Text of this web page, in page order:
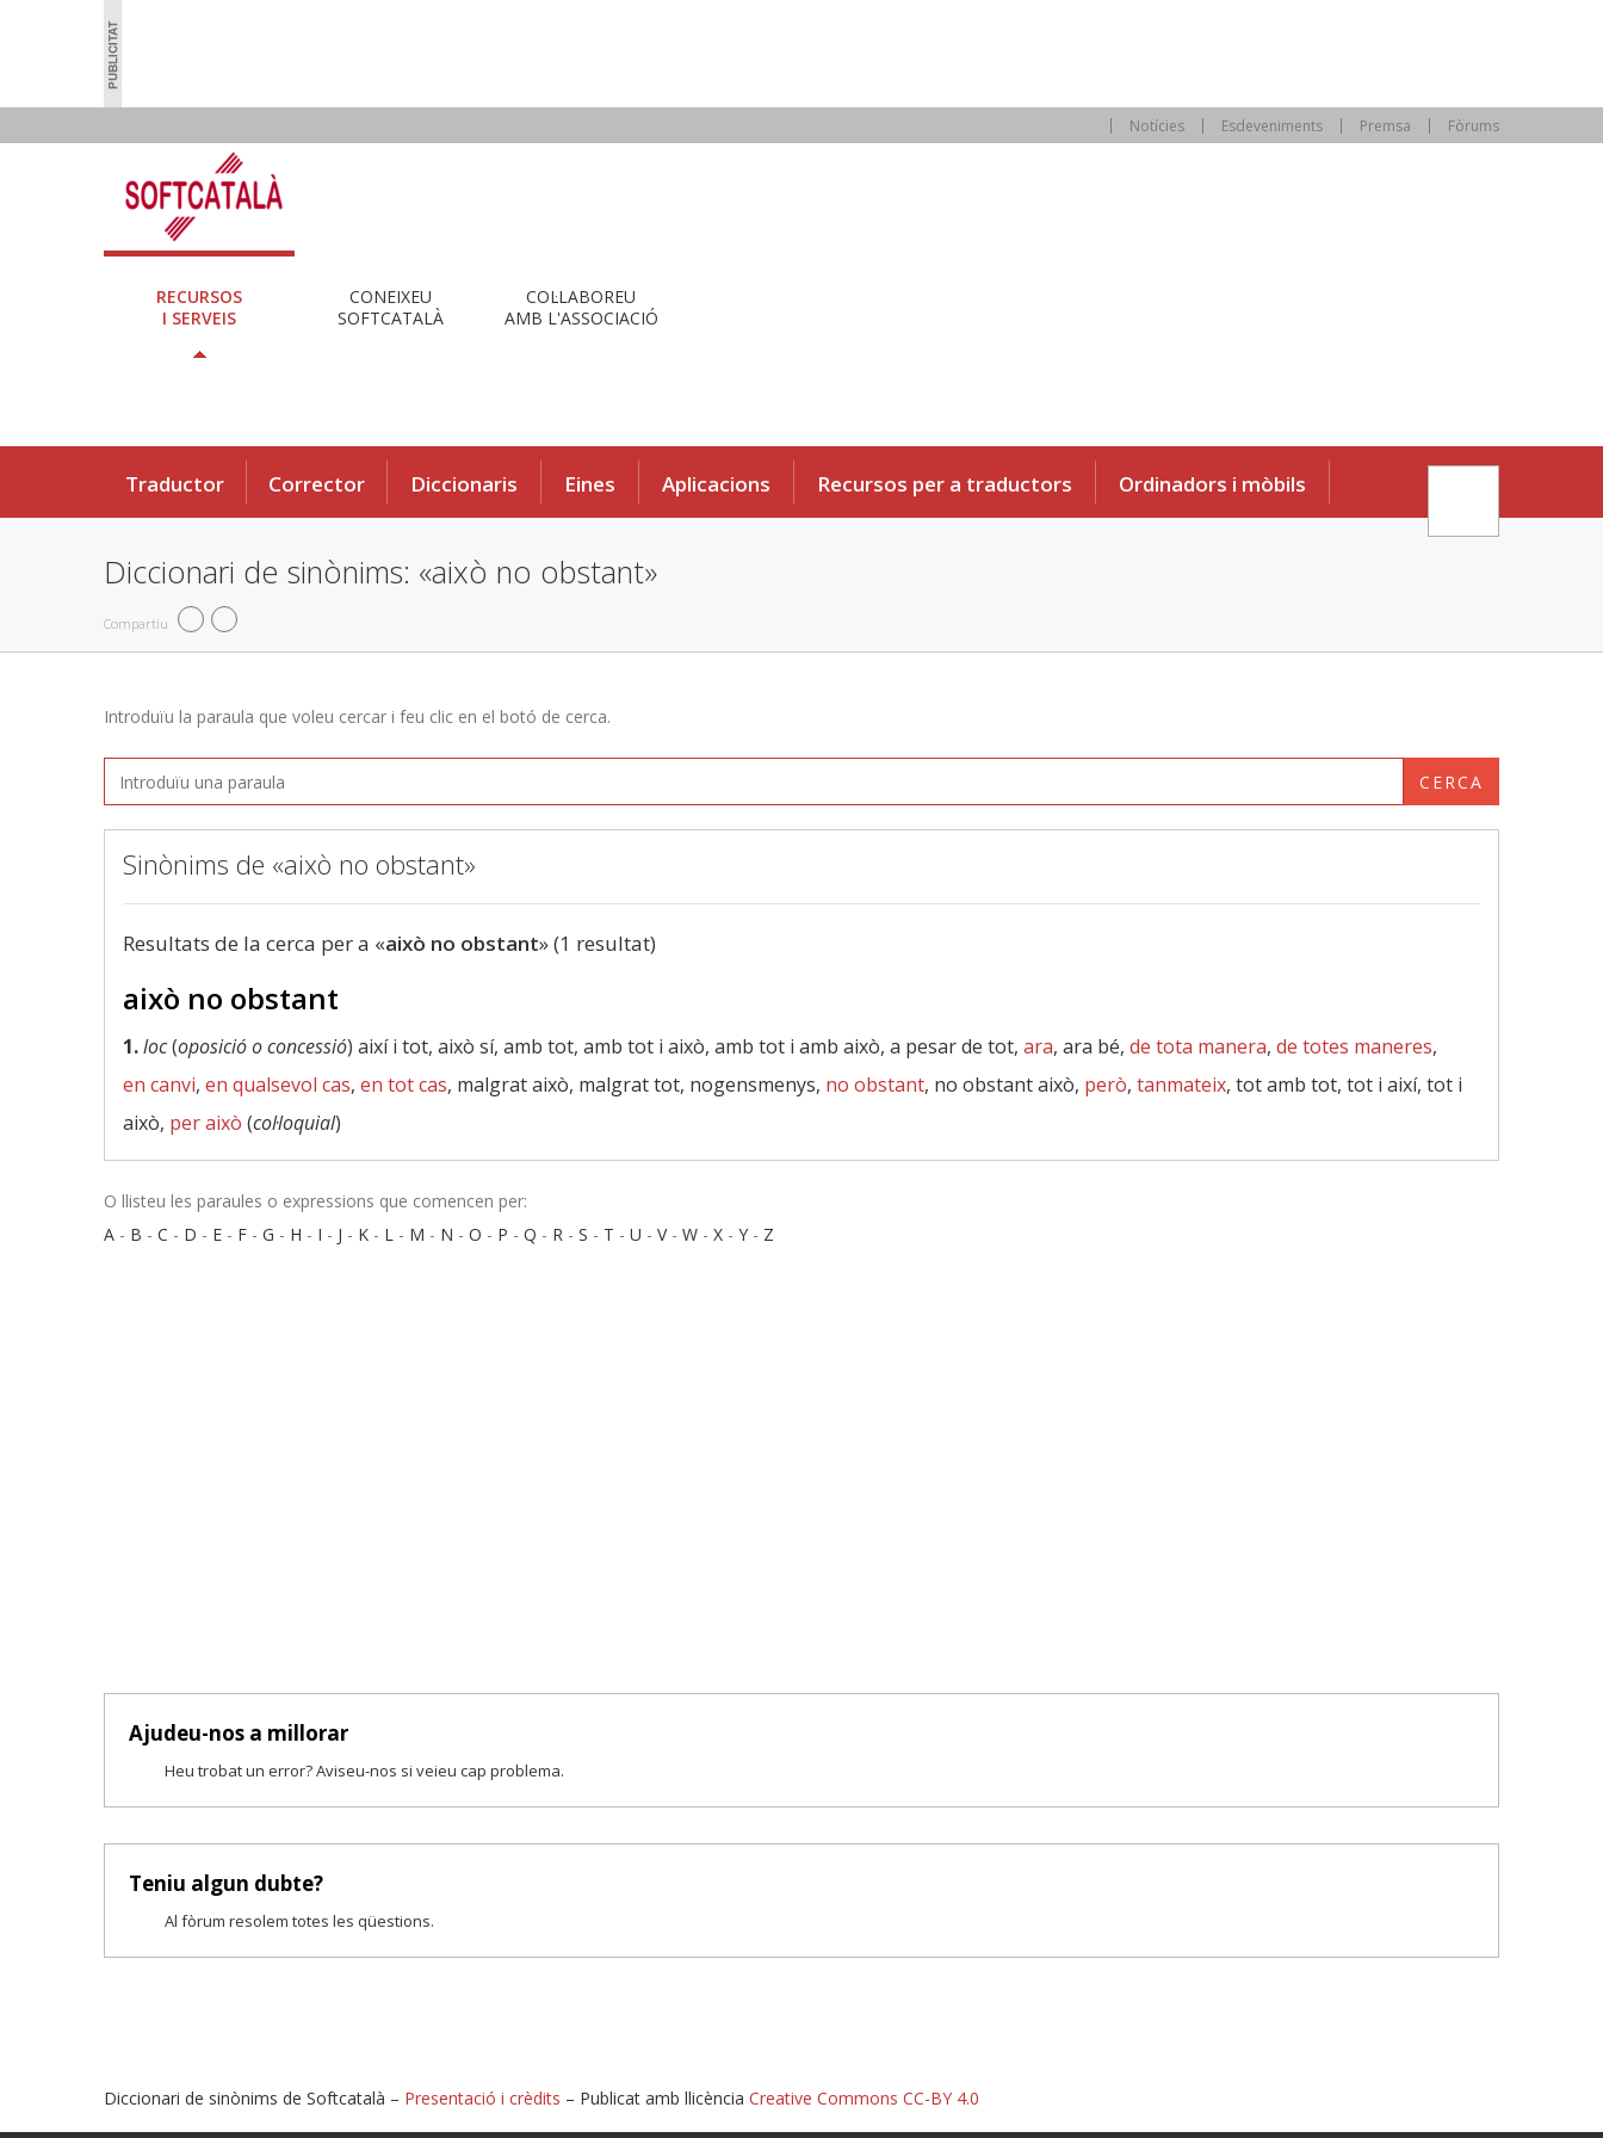
Notícies Esdeveniments Premsa Fòrums
RECURSOS
I SERVEIS
CONEIXEU
SOFTCATALÀ
COL·LABOREU
AMB L'ASSOCIACIÓ
Traductor Corrector Diccionaris Eines Aplicacions Recursos per a traductors Ordinadors i mòbils
Diccionari de sinònims: «això no obstant»
Compartiu
Introduïu la paraula que voleu cercar i feu clic en el botó de cerca.
CERCA
Sinònims de «això no obstant»
Resultats de la cerca per a «això no obstant» (1 resultat)
això no obstant
1.loc(oposició o concessió) així i tot, això sí, amb tot, amb tot i això, amb tot i amb això, a pesar de tot, ara, ara bé, de tota manera, de totes maneres,
en canvi, en qualsevol cas, en tot cas, malgrat això, malgrat tot, nogensmenys, no obstant, no obstant això, però, tanmateix, tot amb tot, tot i així, tot i
això, per això (col·loquial)
O llisteu les paraules o expressions que comencen per:
A - B - C - D - E - F - G - H - I - J - K - L - M - N - O - P - Q - R - S - T - U - V- W - X - Y - Z
Ajudeu-nos a millorar
Heu trobat un error? Aviseu-nos si veieu cap problema.
Teniu algun dubte?
Al fòrum resolem totes les qüestions.
Diccionari de sinònims de Softcatalà – Presentació i crèdits – Publicat amb llicència Creative Commons CC-BY 4.0